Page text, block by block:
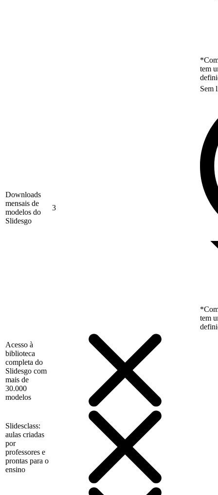
tem
Downloads
mensais de
modelos do
Slidesgo
3
Sem
tem
Acesso à
biblioteca
completa do
Slidesgo com
mais de
30.000
modelos
Slidesclass:
aulas criadas
por
professores e
prontas para o
ensino